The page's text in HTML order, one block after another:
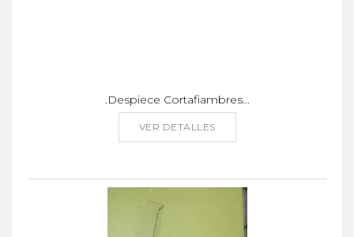
.Despiece Cortafiambres...
VER DETALLES